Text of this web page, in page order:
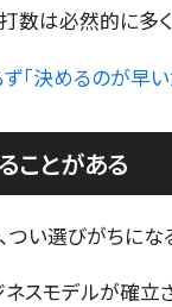
数は必然的に多く
「決めるのが早
ことがある
い選びがちにな
スモデルが確立